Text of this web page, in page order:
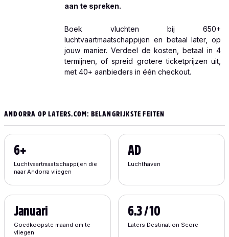
aan te spreken.
Boek vluchten bij 650+
luchtvaartmaatschappijen en betaal later, op
jouw manier. Verdeel de kosten, betaal in 4
termijnen, of spreid grotere ticketprijzen uit,
met 40+ aanbieders in één checkout.
ANDORRA OP LATERS.COM: BELANGRIJKSTE FEITEN
Luchtvaartmaatschappijen die
naar Andorra vliegen
6+
Luchthaven
AD
Goedkoopste maand om te
vliegen
Januari
Laters Destination Score
6.3 / 10